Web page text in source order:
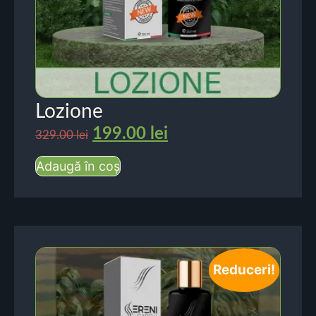
Lozione
329.00lei 199.00 lei
Adaugă în coș
Reduceri!